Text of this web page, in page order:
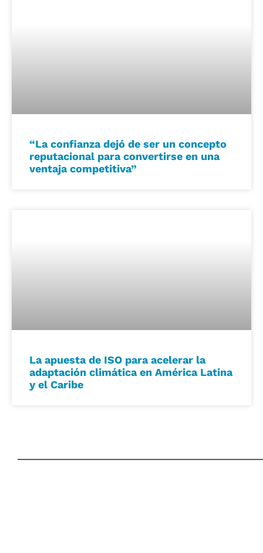
“La confianza dejó de ser un concepto
reputacional para convertirse en una
ventaja competitiva”
La apuesta de ISO para acelerar la
adaptación climática en América Latina
y el Caribe